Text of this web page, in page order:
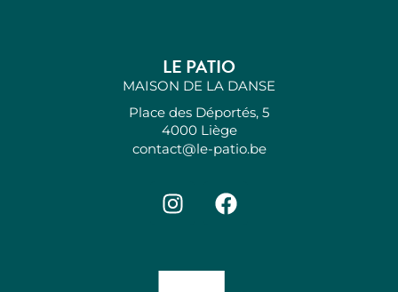
LE PATIO
MAISON DE LA DANSE
Place des Déportés, 5
4000 Liège
contact@le-patio.be